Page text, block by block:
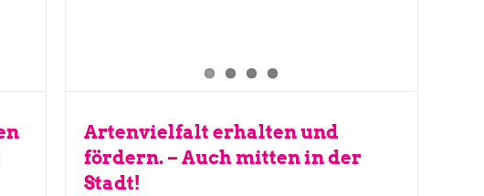
Artenvielfalt erhalten und
fördern. – Auch mitten in der
Stadt!